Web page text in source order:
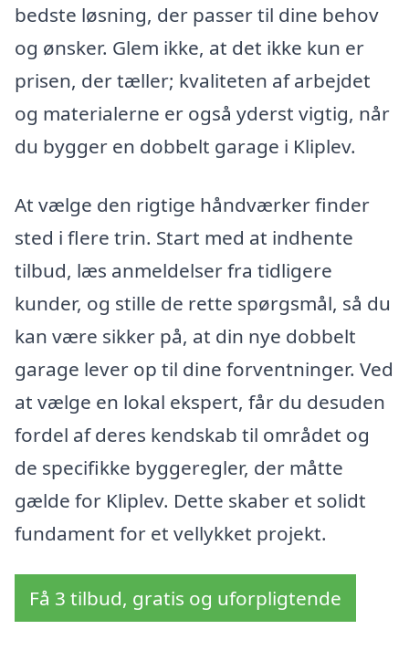
bedste løsning, der passer til dine behov
og ønsker. Glem ikke, at det ikke kun er
prisen, der tæller; kvaliteten af arbejdet
og materialerne er også yderst vigtig, når
du bygger en dobbelt garage i Kliplev.
At vælge den rigtige håndværker finder
sted i flere trin. Start med at indhente
tilbud, læs anmeldelser fra tidligere
kunder, og stille de rette spørgsmål, så du
kan være sikker på, at din nye dobbelt
garage lever op til dine forventninger. Ved
at vælge en lokal ekspert, får du desuden
fordel af deres kendskab til området og
de specifikke byggeregler, der måtte
gælde for Kliplev. Dette skaber et solidt
fundament for et vellykket projekt.
Få 3 tilbud, gratis og uforpligtende